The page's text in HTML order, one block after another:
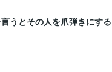
うとその人を爪弾きにする